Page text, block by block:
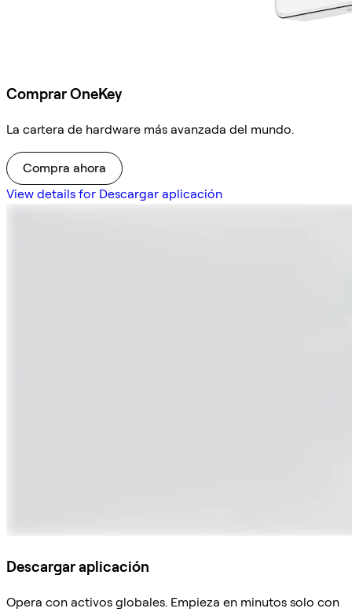
Comprar OneKey
La cartera de hardware más avanzada del mundo.
Compra ahora
View details for Descargar aplicación
Descargar aplicación
Opera con activos globales. Empieza en minutos solo con